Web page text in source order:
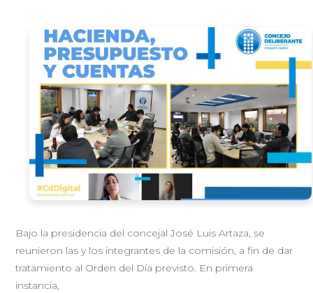
Bajo la presidencia del concejal José Luis Artaza, se
reunieron las y los integrantes de la comisión, a fin de dar
tratamiento al Orden del Día previsto. En primera
instancia,